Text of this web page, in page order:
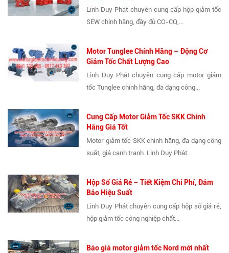
Linh Duy Phát chuyên cung cấp hộp giảm tốc
SEW chính hãng, đầy đủ CO-CQ,...
Motor Tunglee Chính Hãng – Động Cơ
Giảm Tốc Chất Lượng Cao
Linh Duy Phát chuyên cung cấp motor giảm
tốc Tunglee chính hãng, đa dạng công...
Cung Cấp Motor Giảm Tốc SKK Chính
Hãng Giá Tốt
Motor giảm tốc SKK chính hãng, đa dạng công
suất, giá cạnh tranh. Linh Duy Phát...
Hộp Số Giá Rẻ – Tiết Kiệm Chi Phí, Đảm
Bảo Hiệu Suất
Linh Duy Phát chuyên cung cấp hộp số giá rẻ,
hộp giảm tốc công nghiệp chất...
Báo giá motor giảm tốc Nord mới nhất